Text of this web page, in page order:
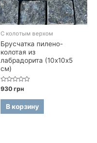
С колотым верхом
Брусчатка пилено-
колотая из
лабрадорита (10х10х5
см)
Оценка
0
из
930грн
В корзину